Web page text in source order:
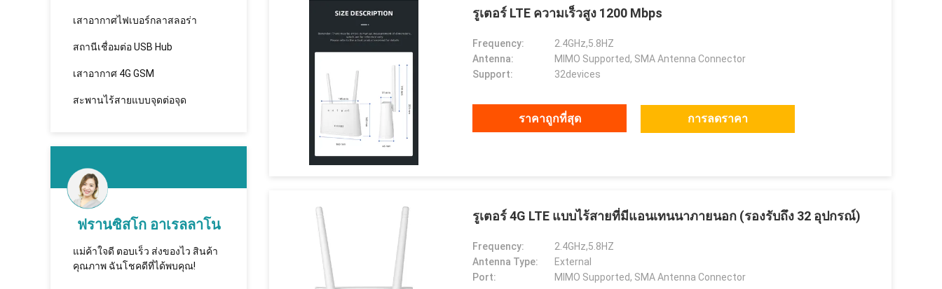
เสาอากาศไฟเบอร์กลาสลอร่า
สถานีเชื่อมต่อ USB Hub
เสาอากาศ 4G GSM
สะพานไร้สายแบบจุดต่อจุด
ฟรานซิสโก อาเรลลาโน
แม่ค้าใจดี ตอบเร็ว ส่งของไว สินค้า
คุณภาพ ฉันโชคดีที่ได้พบคุณ!
คัทบาตาร์
ทูชิ - надежная компания,
которая впервые установила
сотрудничество и имеет
Gabriel Haddad
เราทำงานร่วมกันมา 5 ปีแล้ว พวก
เขาเป็นซัพพลายเออร์ที่ดีและเป็น
เพื่อนที่ดี เป็นเกียรติที่ได้ร่วมงานกับ
รูเตอร์ LTE ความเร็วสูง 1200 Mbps
Frequency:
2.4GHz,5.8HZ
Antenna:
MIMO Supported, SMA Antenna Connector
Support:
32devices
ราคาถูกที่สุด การลดราคา
รูเตอร์ 4G LTE แบบไร้สายที่มีแอนเทนนาภายนอก (รองรับถึง 32 อุปกรณ์)
Frequency:
2.4GHz,5.8HZ
Antenna Type:
External
Port:
MIMO Supported, SMA Antenna Connector